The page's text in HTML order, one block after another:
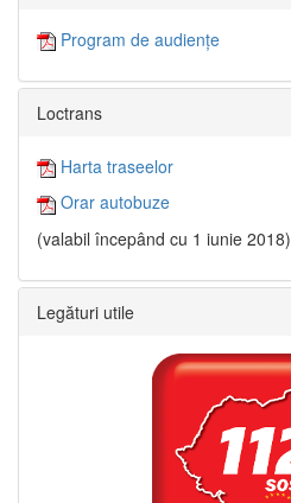
Program de audiențe
Loctrans
Harta traseelor
Orar autobuze
(valabil începând cu 1 iunie 2018)
Legături utile